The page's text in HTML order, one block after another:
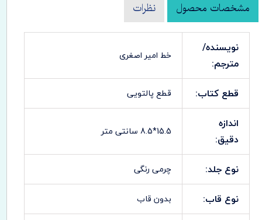
مشخصات محصول نظرات
نویسنده/
مترجم:
خط امیر اصغری
قطع کتاب: قطع پالتویی
اندازه
دقیق:
15.5*8.5 سانتی متر
نوع جلد: چرمی رنگی
نوع قاب: بدون قاب